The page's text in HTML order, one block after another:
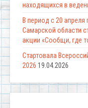
находящихся в
В период с 20 апреля
Самарской области
акции «Сообщи, где
Стартовала
2026 19.04.2026